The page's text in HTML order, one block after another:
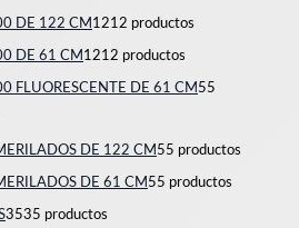
DE 122 CM 1212 productos
DE 61 CM 1212 productos
FLUORESCENTE DE 61 CM 55
DE 122 CM 55 productos
DE 61 CM 55 productos
3535 productos